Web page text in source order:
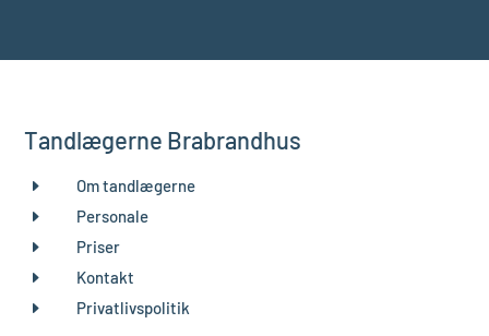
Tandlægerne Brabrandhus
E
Om tandlægerne
E
Personale
E
Priser
E
Kontakt
E
Privatlivspolitik